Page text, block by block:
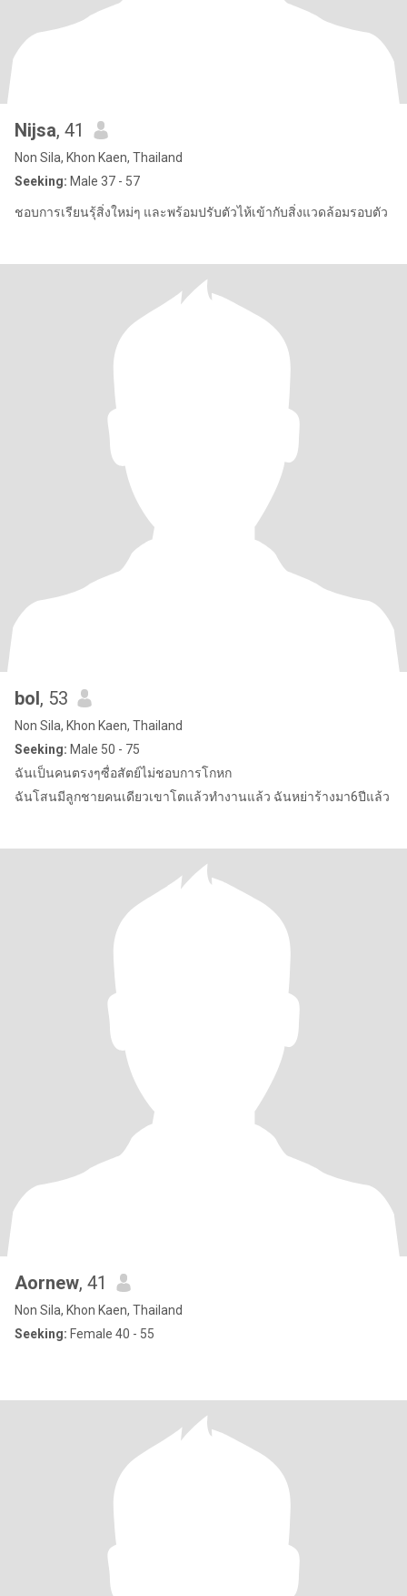
Nijsa, 41
Non Sila, Khon Kaen, Thailand
Seeking: Male 37 - 57
ชอบการเรียนรุ้สิ่งใหม่ๆ และพร้อมปรับตัวไห้เข้ากับสิ่งแวดล้อมรอบตัว
bol, 53
Non Sila, Khon Kaen, Thailand
Seeking: Male 50 - 75
ฉันเป็นคนตรงๆซื่อสัตย์ไม่ชอบการโกหก
ฉันโสนมีลูกชายคนเดียวเขาโตแล้วทำงานแล้ว ฉันหย่าร้างมา6ปีแล้ว
Aornew, 41
Non Sila, Khon Kaen, Thailand
Seeking: Female 40 - 55